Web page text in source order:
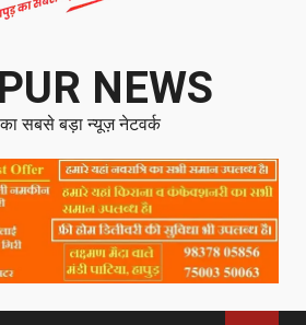
NEWS
सबसे बड़ा न्यूज़ नेटवर्क